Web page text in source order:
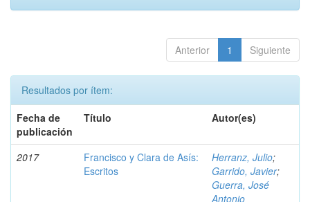
Anterior 1 Siguiente
Resultados por ítem:
Fecha de
publicación
Título Autor(es)
2017
Francisco y Clara de Asís:
Escritos
Herranz, Julio;
Garrido, Javier;
Guerra, José
Antonio